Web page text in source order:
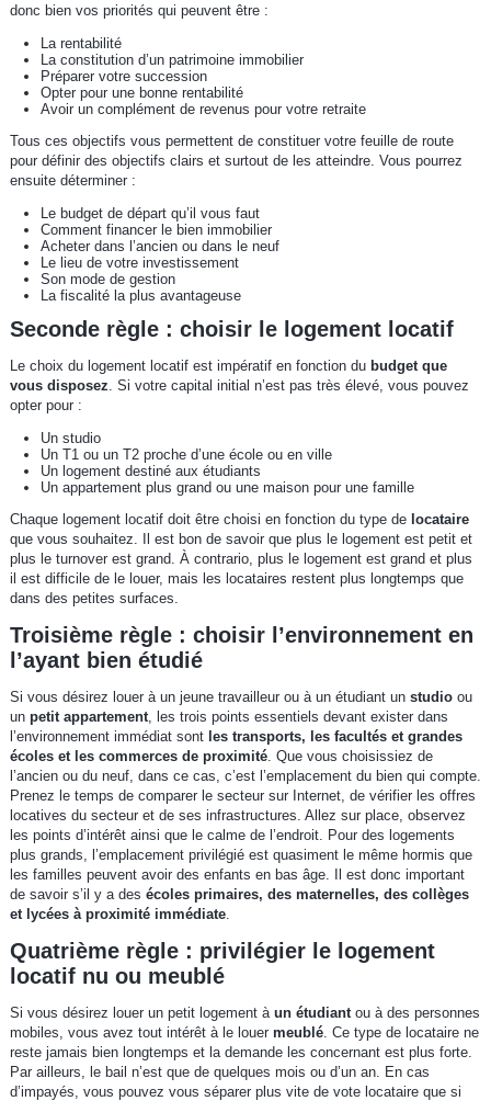
donc bien vos priorités qui peuvent être :
La rentabilité
La constitution d’un patrimoine immobilier
Préparer votre succession
Opter pour une bonne rentabilité
Avoir un complément de revenus pour votre retraite
Tous ces objectifs vous permettent de constituer votre feuille de route
pour définir des objectifs clairs et surtout de les atteindre. Vous pourrez
ensuite déterminer :
Le budget de départ qu’il vous faut
Comment financer le bien immobilier
Acheter dans l’ancien ou dans le neuf
Le lieu de votre investissement
Son mode de gestion
La fiscalité la plus avantageuse
Seconde règle : choisir le logement locatif
Le choix du logement locatif est impératif en fonction du budget que
vous disposez . Si votre capital initial n’est pas très élevé, vous pouvez
opter pour :
Un studio
Un T1 ou un T2 proche d’une école ou en ville
Un logement destiné aux étudiants
Un appartement plus grand ou une maison pour une famille
Chaque logement locatif doit être choisi en fonction du type de locataire
que vous souhaitez. Il est bon de savoir que plus le logement est petit et
plus le turnover est grand. À contrario, plus le logement est grand et plus
il est difficile de le louer, mais les locataires restent plus longtemps que
dans des petites surfaces.
Troisième règle : choisir l’environnement en
l’ayant bien étudié
Si vous désirez louer à un jeune travailleur ou à un étudiant un studio ou
un petit appartement, les trois points essentiels devant exister dans
l’environnement immédiat sont les transports, les facultés et grandes
écoles et les commerces de proximité. Que vous choisissiez de
l’ancien ou du neuf, dans ce cas, c’est l’emplacement du bien qui compte.
Prenez le temps de comparer le secteur sur Internet, de vérifier les offres
locatives du secteur et de ses infrastructures. Allez sur place, observez
les points d’intérêt ainsi que le calme de l’endroit. Pour des logements
plus grands, l’emplacement privilégié est quasiment le même hormis que
les familles peuvent avoir des enfants en bas âge. Il est donc important
de savoir s’il y a des écoles primaires, des maternelles, des collèges
et lycées à proximité immédiate.
Quatrième règle : privilégier le logement
locatif nu ou meublé
Si vous désirez louer un petit logement à un étudiantou à des personnes
mobiles, vous avez tout intérêt à le louer meublé. Ce type de locataire ne
reste jamais bien longtemps et la demande les concernant est plus forte.
Par ailleurs, le bail n’est que de quelques mois ou d’un an. En cas
d’impayés, vous pouvez vous séparer plus vite de vote locataire que si